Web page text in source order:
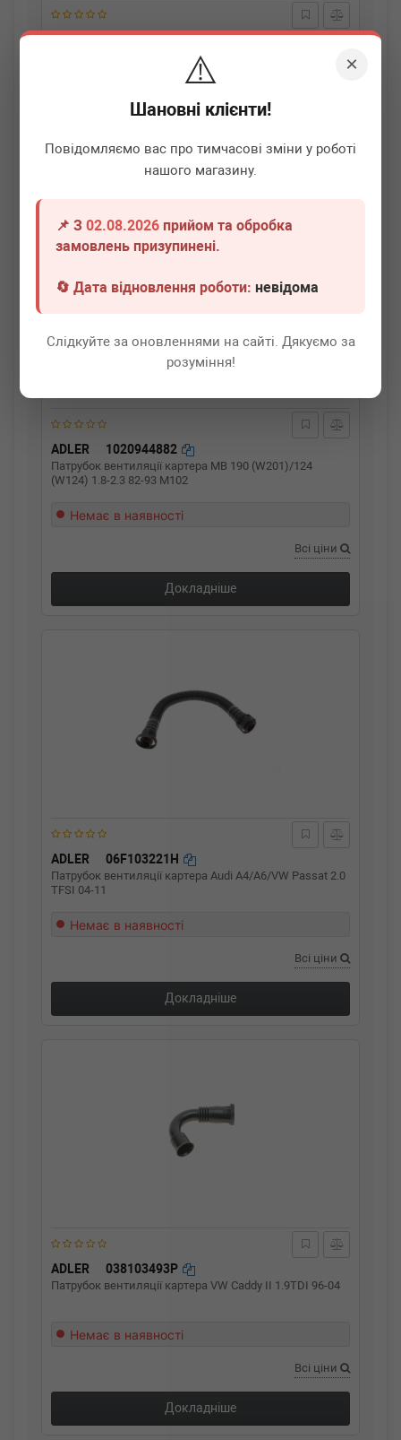
×
⚠️
Шановні клієнти!
Повідомляємо вас про тимчасові зміни у роботі
нашого магазину.
📌 З02.08.2026 прийом та обробка
замовлень призупинені.
🔄 Дата відновлення роботи:невідома
Слідкуйте за оновленнями на сайті. Дякуємо за
розуміння!
ADLER CF01292
Патрубок вентиляції картера Audi A4/A6 1.8T/VW
Немає в наявності
Докладніше
ADLER 1020944882
Патрубок вентиляції картера MB 190 (W201)/124
(W124) 1.8-2.3 82-93 M102
Немає в наявності
Всі ціни
Докладніше
ADLER 06F103221H
Патрубок вентиляції картера Audi A4/A6/VW Passat 2.0
TFSI 04-11
Немає в наявності
Всі ціни
Докладніше
ADLER 038103493P
Патрубок вентиляції картера VW Caddy II 1.9TDI 96-04
Немає в наявності
Всі ціни
Докладніше